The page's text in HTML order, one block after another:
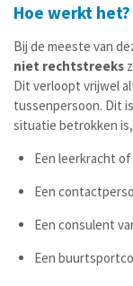
Hoe werkt het?
Bij de meeste van
niet rechtstreeks
Dit verloopt vrijwel
tussenpersoon. Dit
situatie betrokken is,
Een leerkracht
Een
Een consulent
Een